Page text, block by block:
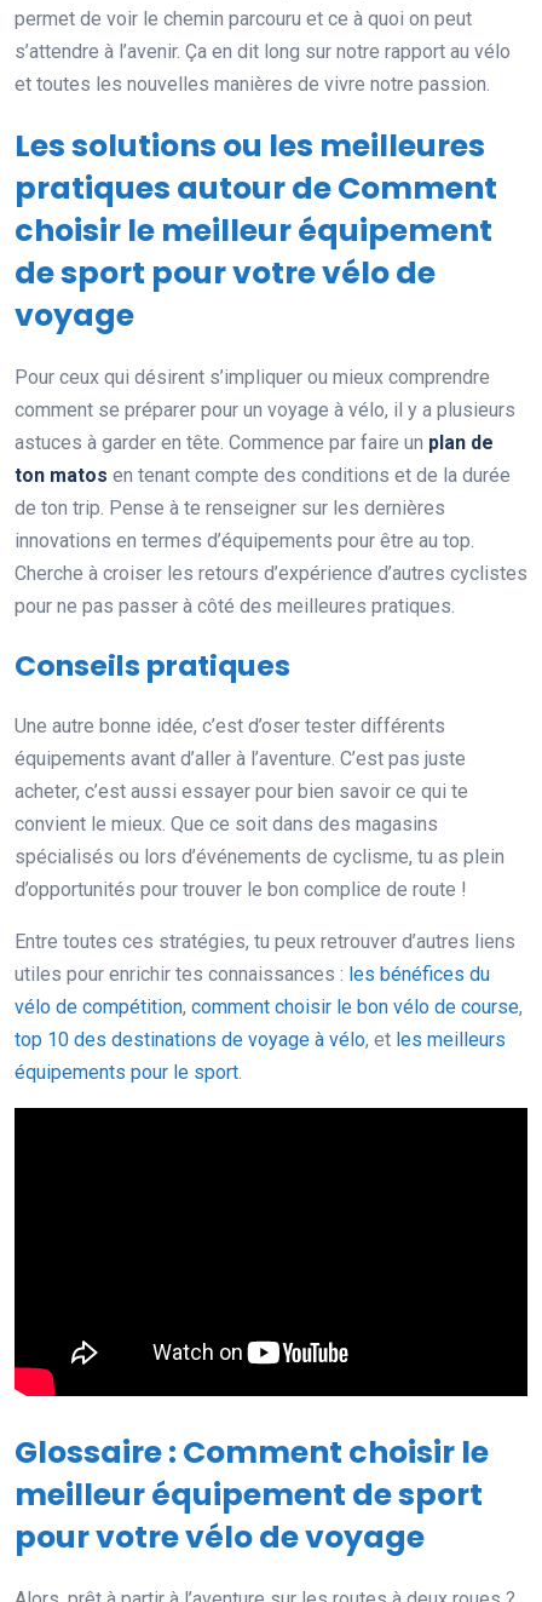
permet de voir le chemin parcouru et ce à quoi on peut
s’attendre à l’avenir. Ça en dit long sur notre rapport au vélo
et toutes les nouvelles manières de vivre notre passion.
Les solutions ou les meilleures
pratiques autour de Comment
choisir le meilleur équipement
de sport pour votre vélo de
voyage
Pour ceux qui désirent s’impliquer ou mieux comprendre
comment se préparer pour un voyage à vélo, il y a plusieurs
astuces à garder en tête. Commence par faire un plan de
ton matos en tenant compte des conditions et de la durée
de ton trip. Pense à te renseigner sur les dernières
innovations en termes d’équipements pour être au top.
Cherche à croiser les retours d’expérience d’autres cyclistes
pour ne pas passer à côté des meilleures pratiques.
Conseils pratiques
Une autre bonne idée, c’est d’oser tester différents
équipements avant d’aller à l’aventure. C’est pas juste
acheter, c’est aussi essayer pour bien savoir ce qui te
convient le mieux. Que ce soit dans des magasins
spécialisés ou lors d’événements de cyclisme, tu as plein
d’opportunités pour trouver le bon complice de route !
Entre toutes ces stratégies, tu peux retrouver d’autres liens
utiles pour enrichir tes connaissances : les bénéfices du
vélo de compétition, comment choisir le bon vélo de course,
top 10 des destinations de voyage à vélo, et les meilleurs
équipements pour le sport.
Glossaire : Comment choisir le
meilleur équipement de sport
pour votre vélo de voyage